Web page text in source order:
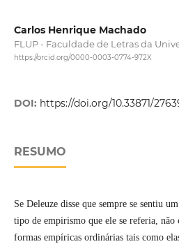
Carlos Henrique Machado
FLUP - Faculdade de Letras da
https://orcid.org/0000-0003-0774-972X
DOI: https://doi.org/10.33871/
RESUMO
Se Deleuze disse que sempre se sentiu
tipo de empirismo que ele se referia,
formas empíricas ordinárias tais como